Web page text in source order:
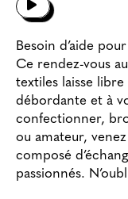
Besoin d’aide
Ce rendez-vous
textiles laisse
débordante et à
confectionner,
ou amateur,
composé
passionnés.